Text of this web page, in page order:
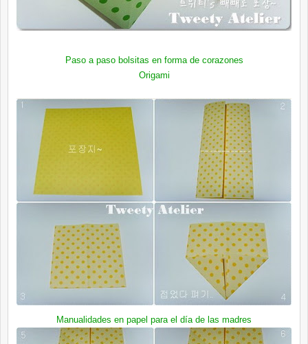
Paso a paso bolsitas en forma de corazones
Origami
Manualidades en papel para el día de las madres